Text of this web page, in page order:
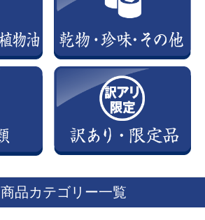
商品カテゴリー一覧